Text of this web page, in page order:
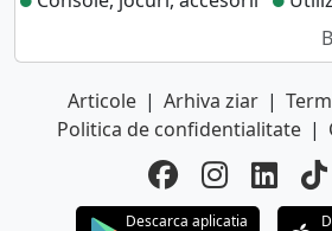
Articole | Arhiva ziar |
Politica de confidentialitate |
Descarca aplicatia